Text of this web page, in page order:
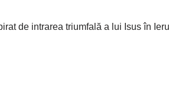
de intrarea triumfală a lui Isus în